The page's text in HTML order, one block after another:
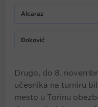
Alcaraz
Đoković
Drugo, do 8.
učesnika na turniru
mesto u Torinu